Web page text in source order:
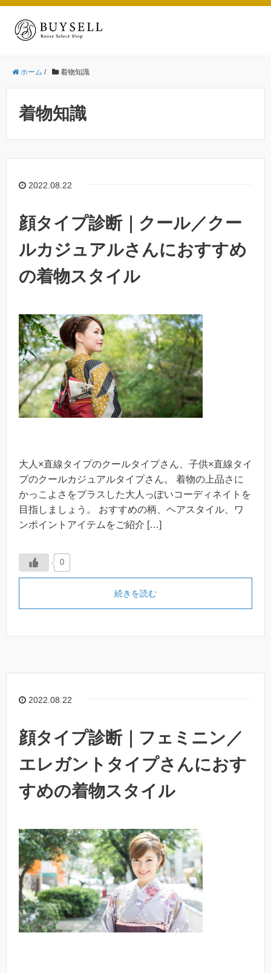
ホーム / 着物知識
着物知識
2022.08.22
顔タイプ診断｜クール／クー
ルカジュアルさんにおすすめ
の着物スタイル
大人×直線タイプのクールタイプさん、子供×直線タイ
プのクールカジュアルタイプさん。 着物の上品さに
かっこよさをプラスした大人っぽいコーディネイトを
目指しましょう。 おすすめの柄、ヘアスタイル、ワ
ンポイントアイテムをご紹介 […]
0
続きを読む
2022.08.22
顔タイプ診断｜フェミニン／
エレガントタイプさんにおす
すめの着物スタイル